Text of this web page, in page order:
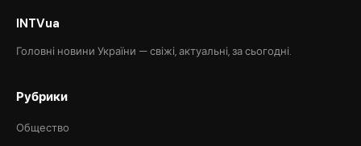
INTVua
Головні новини України — свіжі, актуальні, за сьогодні.
Рубрики
Общество